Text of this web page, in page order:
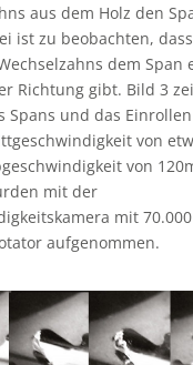
aus dem Holz den
ist zu beobachten,
dem Span
Richtung gibt. Bild 3
Spans und das
von
von
mit der
mit
aufgenommen.